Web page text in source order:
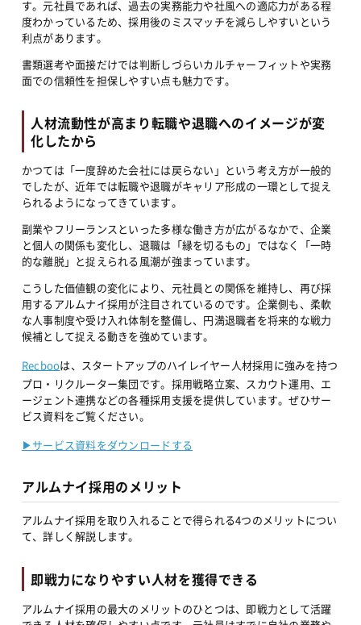
す。元社員であれば、過去の実務能力や社風への適応力がある程
度わかっているため、採用後のミスマッチを減らしやすいという
利点があります。
書類選考や面接だけでは判断しづらいカルチャーフィットや実務
面での信頼性を担保しやすい点も魅力です。
人材流動性が高まり転職や退職へのイメージが変
化したから
かつては「一度辞めた会社には戻らない」という考え方が一般的
でしたが、近年では転職や退職がキャリア形成の一環として捉え
られるようになってきています。
副業やフリーランスといった多様な働き方が広がるなかで、企業
と個人の関係も変化し、退職は「縁を切るもの」ではなく「一時
的な離脱」と捉えられる風潮が強まっています。
こうした価値観の変化により、元社員との関係を維持し、再び採
用するアルムナイ採用が注目されているのです。企業側も、柔軟
な人事制度や受け入れ体制を整備し、円満退職者を将来的な戦力
候補として捉える動きを強めています。
Recbooは、スタートアップのハイレイヤー人材採用に強みを持つ
プロ・リクルーター集団です。採用戦略立案、スカウト運用、エ
ージェント連携などの各種採用支援を提供しています。ぜひサー
ビス資料をご覧ください。
▶︎サービス資料をダウンロードする
アルムナイ採用のメリット
アルムナイ採用を取り入れることで得られる4つのメリットについ
て、詳しく解説します。
即戦力になりやすい人材を獲得できる
アルムナイ採用の最大のメリットのひとつは、即戦力として活躍